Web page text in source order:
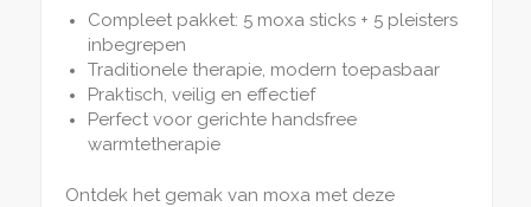
Compleet pakket: 5 moxa sticks + 5 pleisters
inbegrepen
Traditionele therapie, modern toepasbaar
Praktisch, veilig en effectief
Perfect voor gerichte handsfree
warmtetherapie
Ontdek het gemak van moxa met deze